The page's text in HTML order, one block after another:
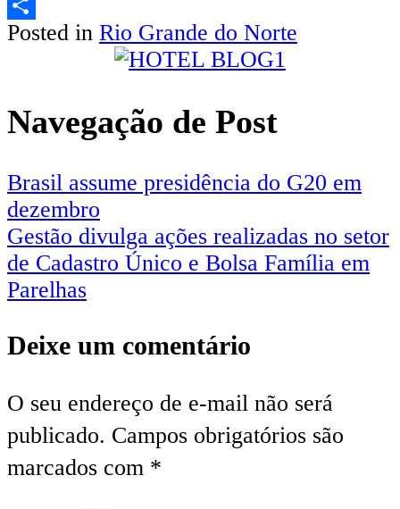
Share
Posted in Rio Grande do Norte
Navegação de Post
Brasil assume presidência do G20 em
dezembro
Gestão divulga ações realizadas no setor
de Cadastro Único e Bolsa Família em
Parelhas
Deixe um comentário
O seu endereço de e-mail não será
publicado. Campos obrigatórios são
marcados com *